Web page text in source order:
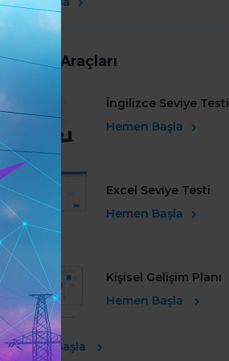
Kariyer Araçları
İngilizce Seviye Testi
Hemen Başla
Excel Seviye Testi
Hemen Başla
Kişisel Gelişim Planı
Hemen Başla
Ücretsiz Başla